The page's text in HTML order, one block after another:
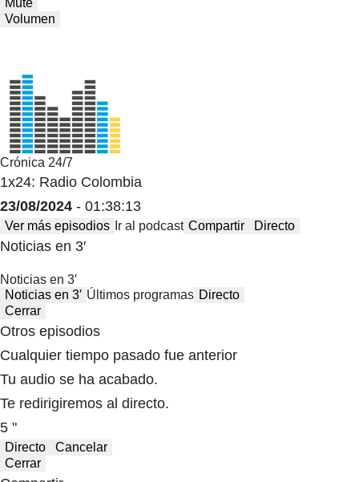
Mute
Volumen
Crónica 24/7
1x24: Radio Colombia
23/08/2024 - 01:38:13
Ver más episodios Ir al podcast Compartir Directo
Noticias en 3′
Noticias en 3′
Noticias en 3′ Últimos programas Directo
Cerrar
Otros episodios
Cualquier tiempo pasado fue anterior
Tu audio se ha acabado.
Te redirigiremos al directo.
5 "
Directo
Cancelar
Cerrar